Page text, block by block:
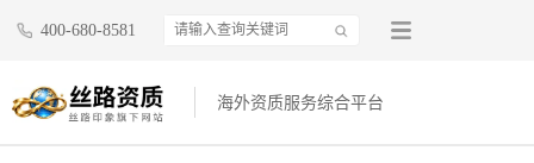
400-680-8581
海外资质服务综合平台